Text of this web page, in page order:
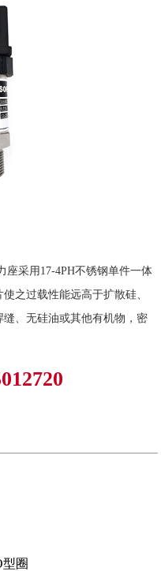
座采用17-4PH不锈钢单件一体
之过载性能远高于扩散硅、
、无硅油或其他有机物，密
圈